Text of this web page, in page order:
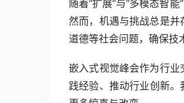
随着“扩展”与“多模态智
然而，机遇与挑战总是
道德等社会问题，确保技
嵌入式视觉峰会作为行
践经验、推动行业创新